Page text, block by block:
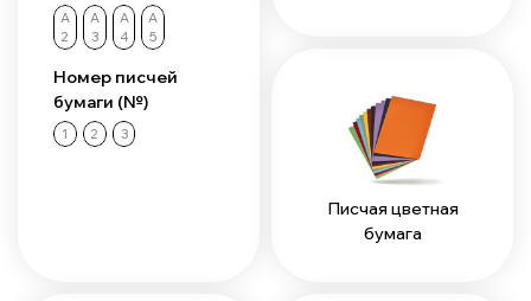
А
2
А
3
А
4
А
5
Номер писчей
бумаги (№)
1 2 3
Писчая цветная
бумага